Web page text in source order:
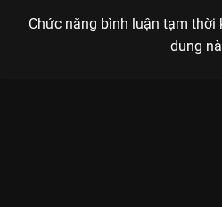
Chức năng bình luận tạm thời
dung